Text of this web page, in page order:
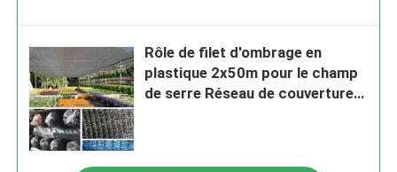
Rôle de filet d'ombrage en
plastique 2x50m pour le champ
de serre Réseau de couverture